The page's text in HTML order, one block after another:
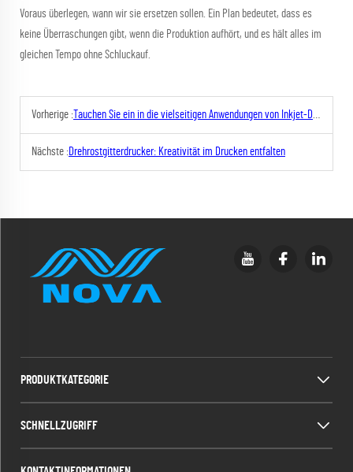
Voraus überlegen, wann wir sie ersetzen sollen. Ein Plan bedeutet, dass es
keine Überraschungen gibt, wenn die Produktion aufhört, und es hält alles im
gleichen Tempo ohne Schluckauf.
Vorherige : Tauchen Sie ein in die vielseitigen Anwendungen von Inkjet-Druckern
Nächste :Drehrostgitterdrucker: Kreativität im Drucken entfalten
PRODUKTKATEGORIE
SCHNELLZUGRIFF